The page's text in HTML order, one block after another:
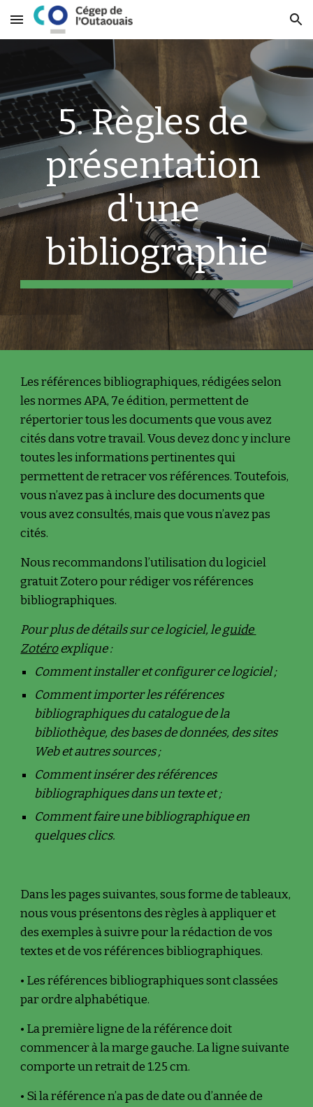
Skip to main content Skip to navigation
5. Règles de
présentation
d'une
bibliographie
Les références bibliographiques, rédigées selon
les normes APA, 7e édition, permettent de
répertorier tous les documents que vous avez
cités dans votre travail. Vous devez donc y inclure
toutes les informations pertinentes qui
permettent de retracer vos références. Toutefois,
vous n’avez pas à inclure des documents que
vous avez consultés, mais que vous n’avez pas
cités.
Nous recommandons l’utilisation du logiciel
gratuit Zotero pour rédiger vos références
bibliographiques.
Pour plus de détails sur ce logiciel, le guide
Zotéro explique :
Comment installer et configurer ce logiciel ;
Comment importer les références
bibliographiques du catalogue de la
bibliothèque, des bases de données, des sites
Web et autres sources ;
Comment insérer des références
bibliographiques dans un texte et ;
Comment faire une bibliographique en
quelques clics.
Dans les pages suivantes, sous forme de tableaux,
nous vous présentons des règles à appliquer et
des exemples à suivre pour la rédaction de vos
textes et de vos références bibliographiques.
• Les références bibliographiques sont classées
par ordre alphabétique.
• La première ligne de la référence doit
commencer à la marge gauche. La ligne suivante
comporte un retrait de 1.25 cm.
• Si la référence n’a pas de date ou d’année de